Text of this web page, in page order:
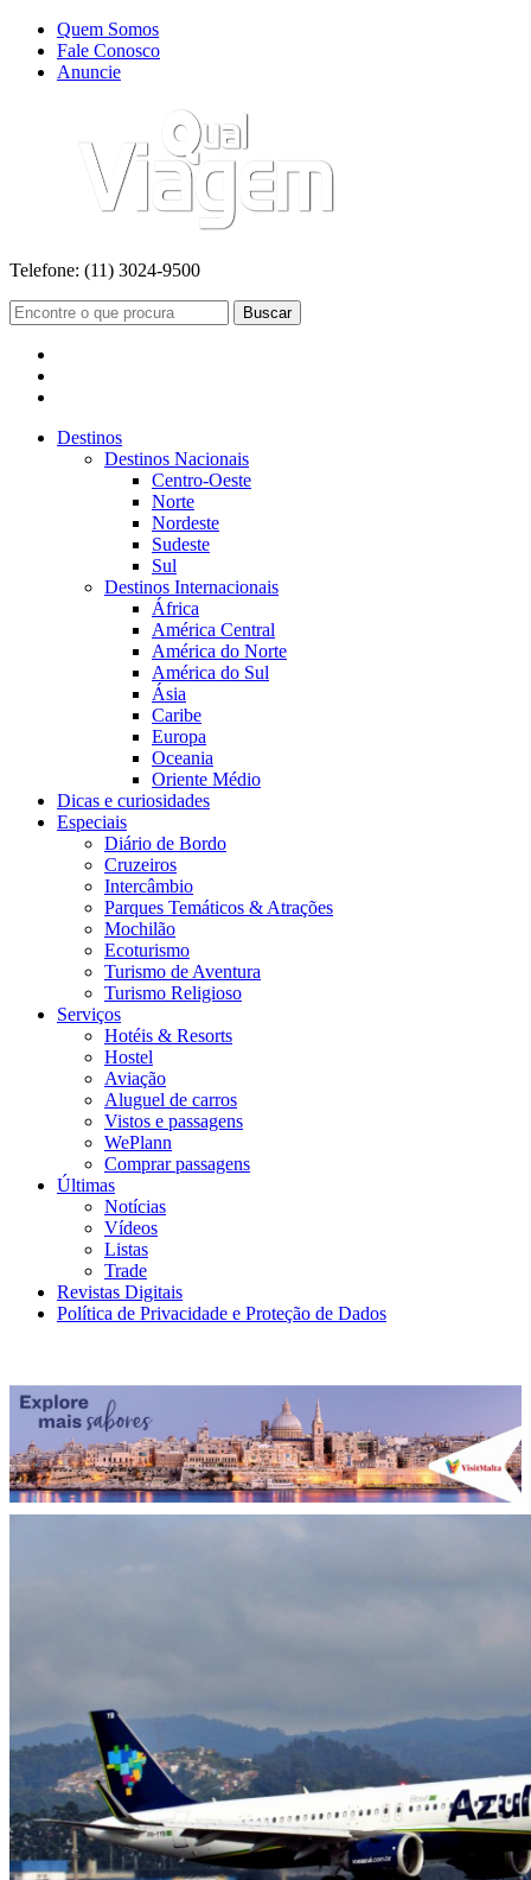
Quem Somos
Fale Conosco
Anuncie
Telefone: (11) 3024-9500
Buscar
Destinos
Destinos Nacionais
Centro-Oeste
Norte
Nordeste
Sudeste
Sul
Destinos Internacionais
África
América Central
América do Norte
América do Sul
Ásia
Caribe
Europa
Oceania
Oriente Médio
Dicas e curiosidades
Especiais
Diário de Bordo
Cruzeiros
Intercâmbio
Parques Temáticos & Atrações
Mochilão
Ecoturismo
Turismo de Aventura
Turismo Religioso
Serviços
Hotéis & Resorts
Hostel
Aviação
Aluguel de carros
Vistos e passagens
WePlann
Comprar passagens
Últimas
Notícias
Vídeos
Listas
Trade
Revistas Digitais
Política de Privacidade e Proteção de Dados